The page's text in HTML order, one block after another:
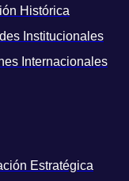
Histórica
Institucionales
Internacionales
Estratégica